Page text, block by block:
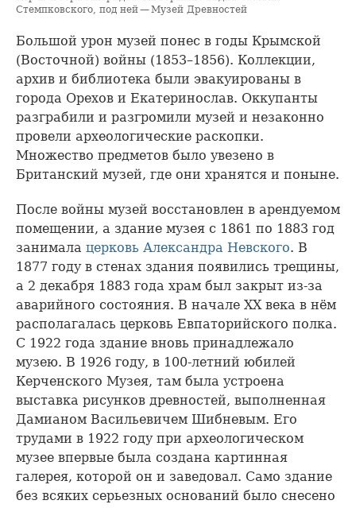
Стемпковского, под ней — Музей Древностей
Большой урон музей понес в годы Крымской
(Восточной) войны (1853–1856). Коллекции,
архив и библиотека были эвакуированы в
города Орехов и Екатеринослав. Оккупанты
разграбили и разгромили музей и незаконно
провели археологические раскопки.
Множество предметов было увезено в
Британский музей, где они хранятся и поныне.
После войны музей восстановлен в арендуемом
помещении, а здание музея с 1861 по 1883 год
занимала церковь Александра Невского. В
1877 году в стенах здания появились трещины,
а 2 декабря 1883 года храм был закрыт из-за
аварийного состояния. В начале XX века в нём
располагалась церковь Евпаторийского полка.
С 1922 года здание вновь принадлежало
музею. В 1926 году, в 100-летний юбилей
Керченского Музея, там была устроена
выставка рисунков древностей, выполненная
Дамианом Васильевичем Шибневым. Его
трудами в 1922 году при археологическом
музее впервые была создана картинная
галерея, которой он и заведовал. Само здание
без всяких серьезных оснований было снесено